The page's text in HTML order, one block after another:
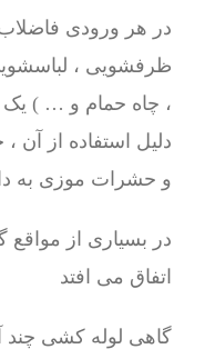
در هر ورودی فاضلاب
ظرفشویی ،
، چاه حمام و … )
دلیل استفاده از آن
و حشرات موزی به
در بسیاری از
اتفاق می افتد
گاهی لوله کشی چند